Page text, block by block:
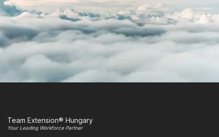
Team Extension® Hungary
Your Leading Workforce Partner